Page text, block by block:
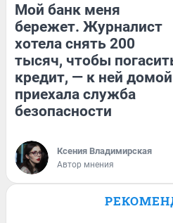
Мой банк меня
бережет. Журналист
хотела снять 200
тысяч, чтобы
кредит, — к ней домой
приехала служба
безопасности
Ксения Владимирская
Автор мнения